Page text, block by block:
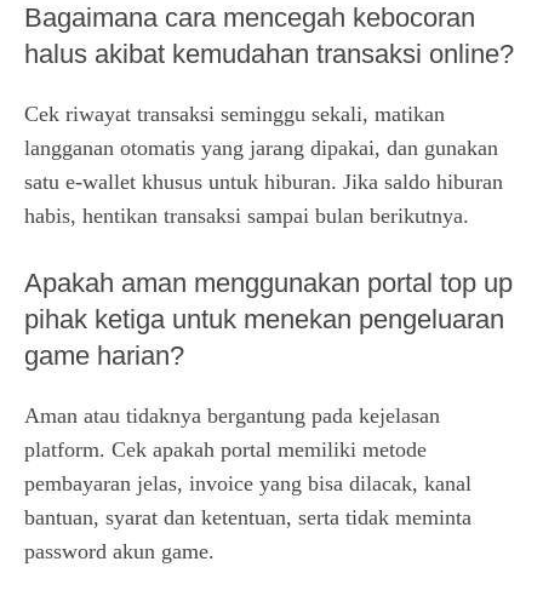
Bagaimana cara mencegah kebocoran
halus akibat kemudahan transaksi online?
Cek riwayat transaksi seminggu sekali, matikan
langganan otomatis yang jarang dipakai, dan gunakan
satu e-wallet khusus untuk hiburan. Jika saldo hiburan
habis, hentikan transaksi sampai bulan berikutnya.
Apakah aman menggunakan portal top up
pihak ketiga untuk menekan pengeluaran
game harian?
Aman atau tidaknya bergantung pada kejelasan
platform. Cek apakah portal memiliki metode
pembayaran jelas, invoice yang bisa dilacak, kanal
bantuan, syarat dan ketentuan, serta tidak meminta
password akun game.